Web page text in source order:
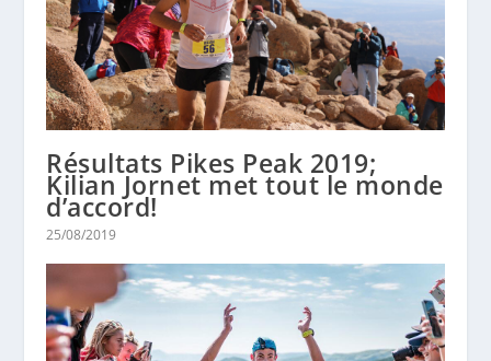
Résultats Pikes Peak 2019;
Kilian Jornet met tout le monde
d’accord!
25/08/2019